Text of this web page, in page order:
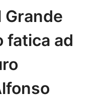
Grande
fatica ad